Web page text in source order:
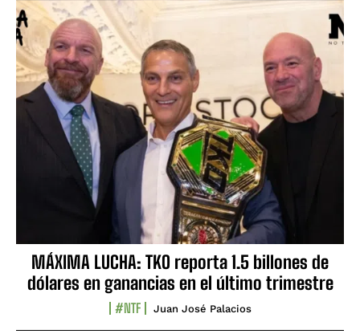
MÁXIMA LUCHA: TKO reporta 1.5 billones de
dólares en ganancias en el último trimestre
#NTF Juan José Palacios